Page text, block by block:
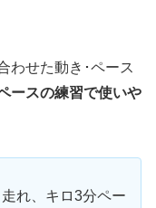
わせた動き･ペース
ースの練習で使いや
れ、キロ3分ペー